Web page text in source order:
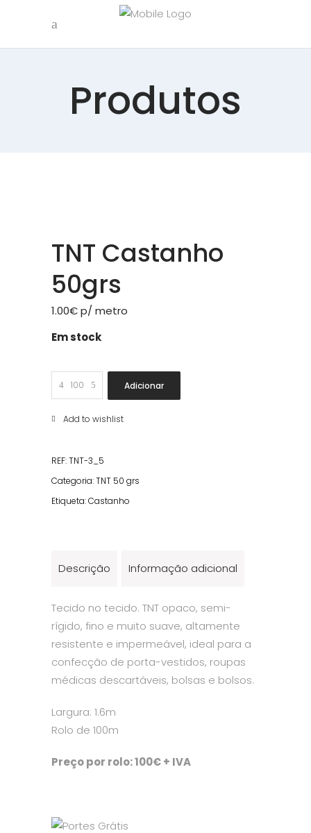
Produtos
TNT Castanho
50grs
1.00€p/ metro
Em stock
TNT
Castanho
50grs
Adicionar
Add to wishlist
REF:TNT-3_5
Categoria:TNT 50 grs
Etiqueta:Castanho
Descrição Informação adicional
Tecido no tecido. TNT opaco, semi-
rígido, fino e muito suave, altamente
resistente e impermeável, ideal para a
confecção de porta-vestidos, roupas
médicas descartáveis, bolsas e bolsos.
Largura: 1.6m
Rolo de 100m
Preço por rolo: 100€ + IVA